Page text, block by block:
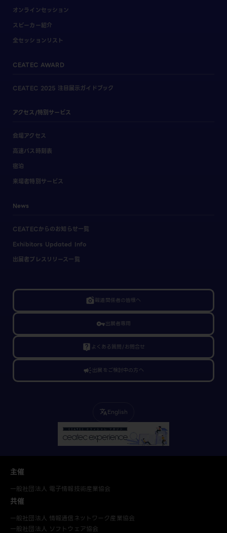
オンラインセッション
スピーカー紹介
全セッションリスト
CEATEC AWARD
CEATEC 2025 注目展示ガイドブック
アクセス/特別サービス
会場アクセス
高速バス時刻表
宿泊
来場者特別サービス
News
CEATECからのお知らせ一覧
Exhibitors Updated Info
出展者プレスリリース一覧
linked_camera報道関係者の皆様へ
vpn_key出展者専用
live_help よくある質問/お問合せ
campaign出展をご検討中の方へ
translateEnglish
主催
一般社団法人 電子情報技術産業協会
共催
一般社団法人 情報通信ネットワーク産業協会
一般社団法人 ソフトウェア協会